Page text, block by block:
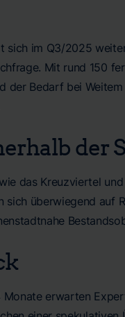
im Q3/2025
Mit rund 150
der Bedarf bei
der
das Kreuzviertel
sich überwiegend auf
erwarten